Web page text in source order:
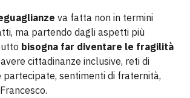
va fatta non in termini
ma partendo dagli aspetti più
bisogna far diventare le fragilità
cittadinanze inclusive, reti di
partecipate, sentimenti di fraternità,